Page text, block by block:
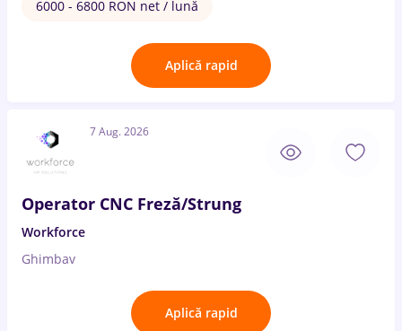
6000 - 6800 RON net / lună
Aplică rapid
7 Aug. 2026
Operator CNC Freză/Strung
Workforce
Ghimbav
Aplică rapid